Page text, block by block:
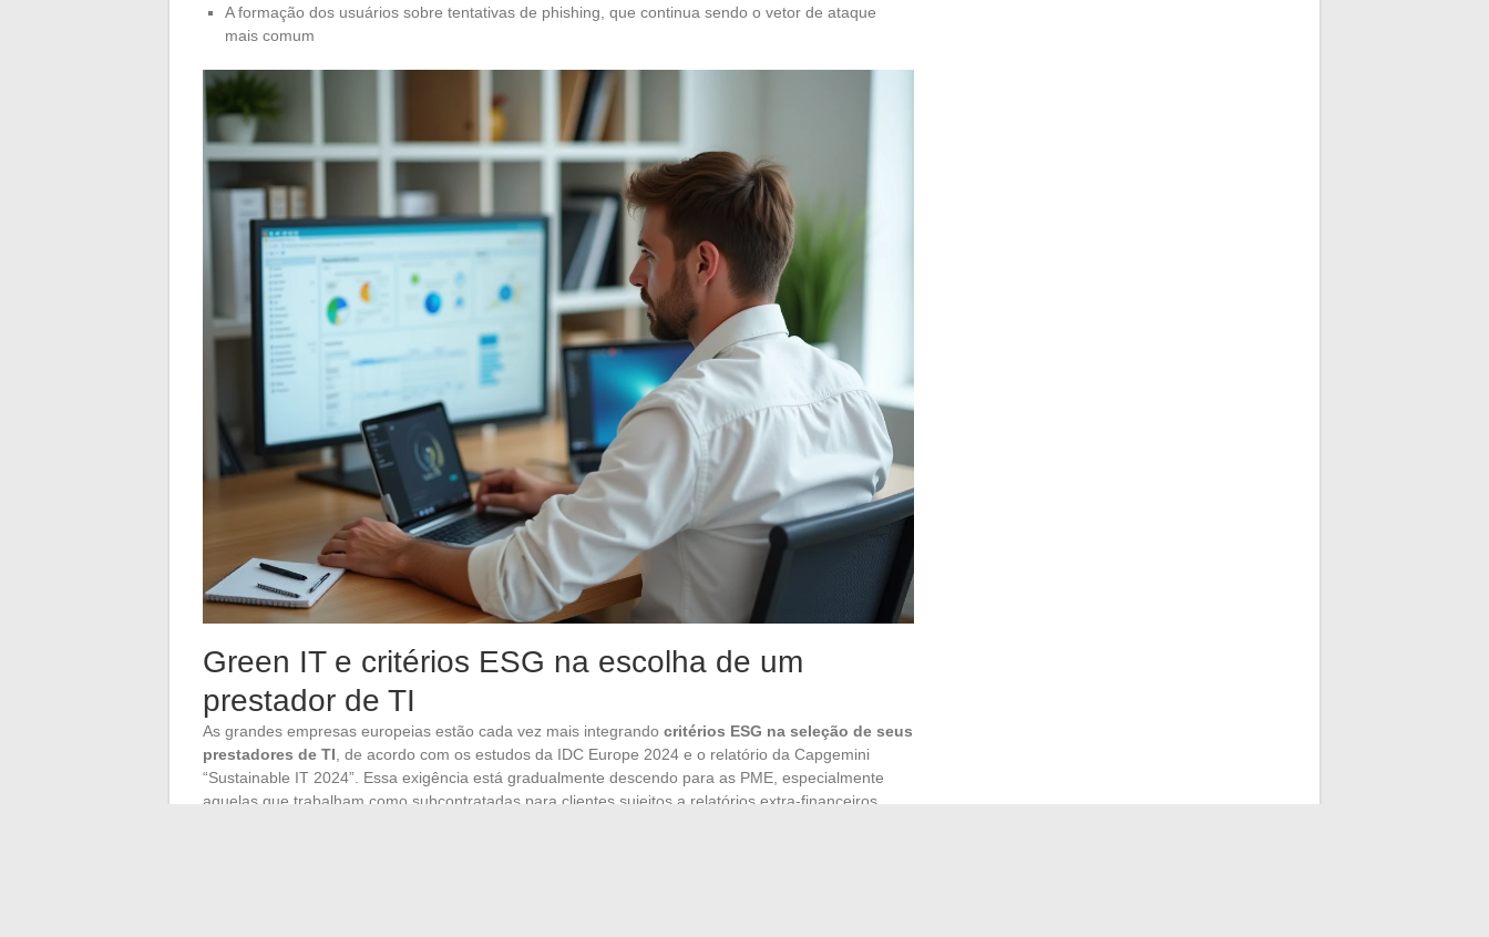
A formação dos usuários sobre tentativas de phishing, que continua sendo o vetor de ataque
mais comum
Green IT e critérios ESG na escolha de um
prestador de TI
As grandes empresas europeias estão cada vez mais integrando critérios ESG na seleção de seus
prestadores de TI , de acordo com os estudos da IDC Europe 2024 e o relatório da Capgemini
“Sustainable IT 2024”. Essa exigência está gradualmente descendo para as PME, especialmente
aquelas que trabalham como subcontratadas para clientes sujeitos a relatórios extra-financeiros.